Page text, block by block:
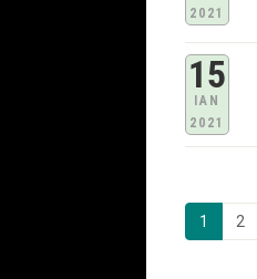
2021
15
IAN
2021
1 2